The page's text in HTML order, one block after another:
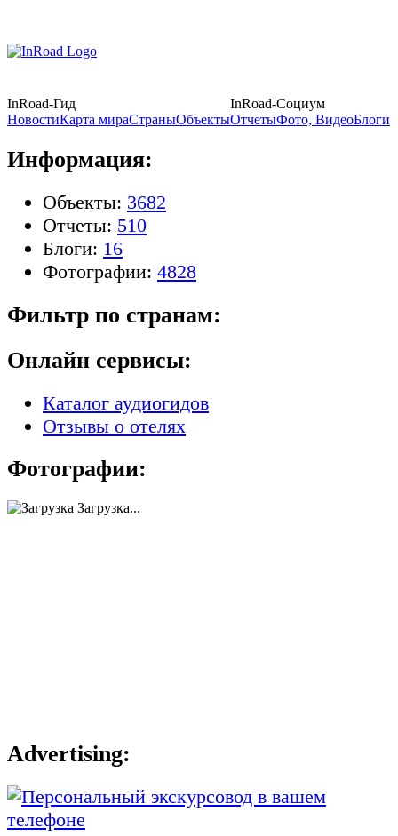
InRoad-Гид
InRoad-Социум
НовостиКарта мираСтраныОбъектыОтчетыФото, ВидеоБлоги
Информация:
Объекты: 3682
Отчеты: 510
Блоги: 16
Фотографии: 4828
Фильтр по странам:
Онлайн сервисы:
Каталог аудиогидов
Отзывы о отелях
Фотографии:
Загрузка...
Advertising: